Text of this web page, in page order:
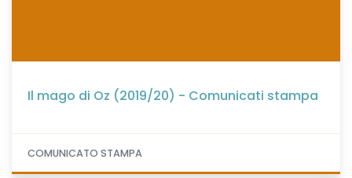
Il mago di Oz (2019/20) - Comunicati stampa
COMUNICATO STAMPA